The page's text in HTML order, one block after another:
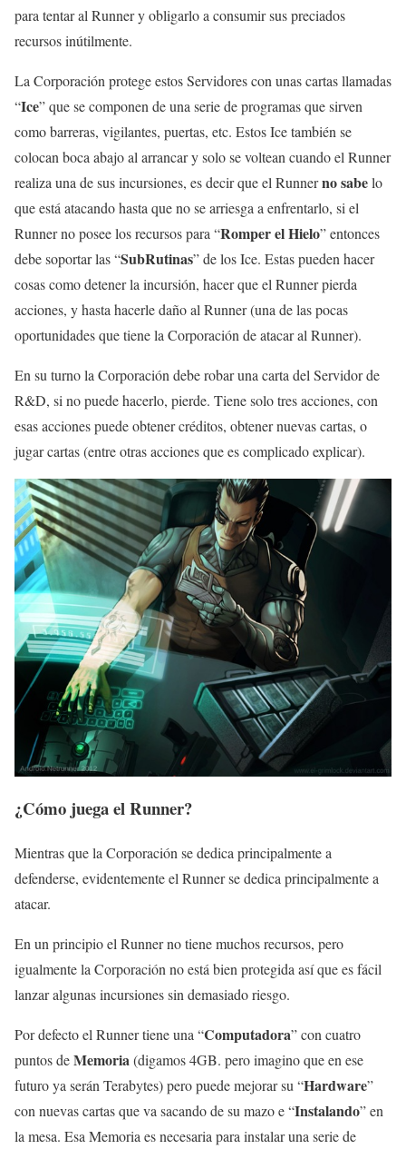
para tentar al Runner y obligarlo a consumir sus preciados
recursos inútilmente.
La Corporación protege estos Servidores con unas cartas llamadas
“Ice” que se componen de una serie de programas que sirven
como barreras, vigilantes, puertas, etc. Estos Ice también se
colocan boca abajo al arrancar y solo se voltean cuando el Runner
realiza una de sus incursiones, es decir que el Runnerno sabelo
que está atacando hasta que no se arriesga a enfrentarlo, si el
Runner no posee los recursos para “Romper el Hielo” entonces
debe soportar las “SubRutinas” de los Ice. Estas pueden hacer
cosas como detener la incursión, hacer que el Runner pierda
acciones, y hasta hacerle daño al Runner (una de las pocas
oportunidades que tiene la Corporación de atacar al Runner).
En su turno la Corporación debe robar una carta del Servidor de
R&D, si no puede hacerlo, pierde. Tiene solo tres acciones, con
esas acciones puede obtener créditos, obtener nuevas cartas, o
jugar cartas (entre otras acciones que es complicado explicar).
¿Cómo juega el Runner?
Mientras que la Corporación se dedica principalmente a
defenderse, evidentemente el Runner se dedica principalmente a
atacar.
En un principio el Runner no tiene muchos recursos, pero
igualmente la Corporación no está bien protegida así que es fácil
lanzar algunas incursiones sin demasiado riesgo.
Por defecto el Runner tiene una “Computadora” con cuatro
puntos deMemoria(digamos 4GB. pero imagino que en ese
futuro ya serán Terabytes) pero puede mejorar su “Hardware”
con nuevas cartas que va sacando de su mazo e “Instalando” en
la mesa. Esa Memoria es necesaria para instalar una serie de